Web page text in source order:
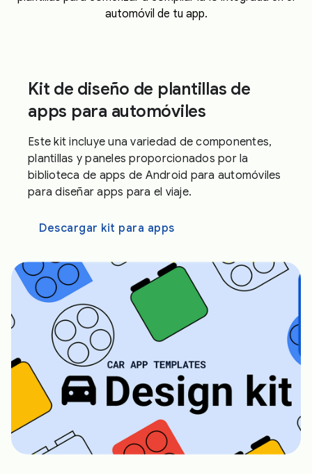
automóvil de tu app.
Kit de diseño de plantillas de
apps para automóviles
Este kit incluye una variedad de componentes,
plantillas y paneles proporcionados por la
biblioteca de apps de Android para automóviles
para diseñar apps para el viaje.
Descargar kit para apps